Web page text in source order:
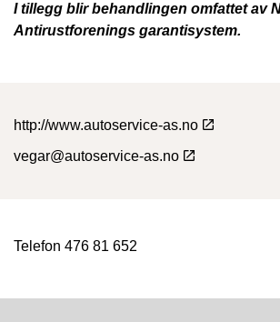
I tillegg blir behandlingen omfattet av
Antirustforenings garantisystem.
http://www.autoservice-as.no
vegar@autoservice-as.no
Telefon 476 81 652